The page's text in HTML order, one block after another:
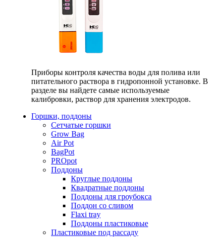
Приборы контроля качества воды для полива или
питательного раствора в гидропонной установке. В
разделе вы найдете самые используемые
калибровки, раствор для хранения электродов.
Горшки, поддоны
Сетчатые горшки
Grow Bag
Air Pot
BagPot
PROpot
Поддоны
Круглые поддоны
Квадратные поддоны
Поддоны для гроубокса
Поддон со сливом
Flaxi tray
Поддоны пластиковые
Пластиковые под рассаду